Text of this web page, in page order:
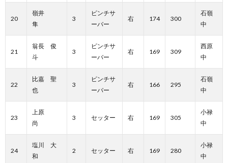
20
嶺井
隼
3
ピンチサ
ーバー
右 174 300
石嶺
中
21
翁長 俊
斗
3
ピンチサ
ーバー
右 169 309
西原
中
22
比嘉 聖
也
3
ピンチサ
ーバー
右 166 295
石嶺
中
23
上原
尚
3 セッター 右 169 305
小禄
中
24
塩川 大
和
2 セッター 右 169 280
小禄
中